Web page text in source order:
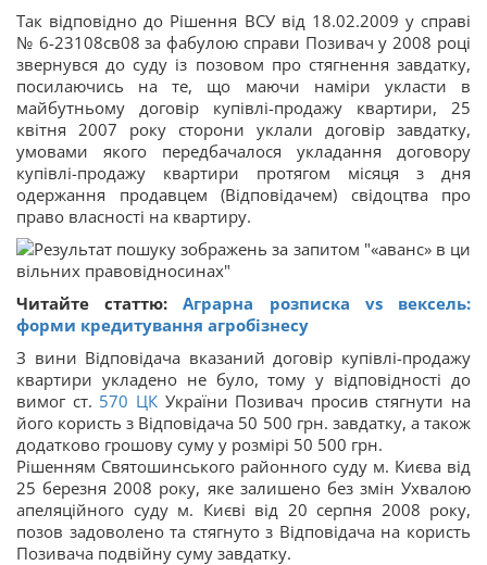
Так відповідно до Рішення ВСУ від 18.02.2009 у справі
№ 6-23108св08 за фабулою справи Позивач у 2008 році
звернувся до суду із позовом про стягнення завдатку,
посилаючись на те, що маючи наміри укласти в
майбутньому договір купівлі-продажу квартири, 25
квітня 2007 року сторони уклали договір завдатку,
умовами якого передбачалося укладання договору
купівлі-продажу квартири протягом місяця з дня
одержання продавцем (Відповідачем) свідоцтва про
право власності на квартиру.
Читайте статтю:Аграрна розписка vs вексель:
форми кредитування агробізнесу
З вини Відповідача вказаний договір купівлі-продажу
квартири укладено не було, тому у відповідності до
вимог ст. 570 ЦКУкраїни Позивач просив стягнути на
його користь з Відповідача 50 500 грн. завдатку, а також
додатково грошову суму у розмірі 50 500 грн.
Рішенням Святошинського районного суду м. Києва від
25 березня 2008 року, яке залишено без змін Ухвалою
апеляційного суду м. Києві від 20 серпня 2008 року,
позов задоволено та стягнуто з Відповідача на користь
Позивача подвійну суму завдатку.